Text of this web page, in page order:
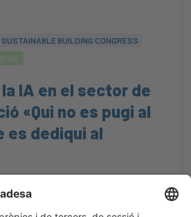
SUSTAINABLE BUILDING CONGRESS
IA en el sector de
«Qui no es pugi al
es dediqui al
,#InteligenciaArtificial